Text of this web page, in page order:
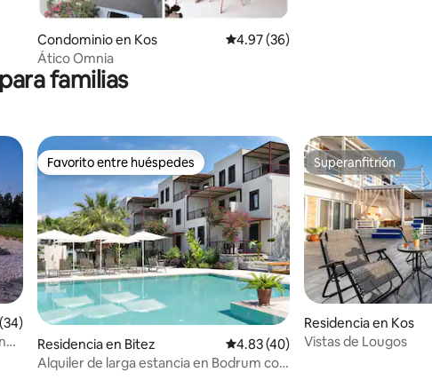
Condominio en Kos Calificación promedio: 4.97 de 5;
4.97 (36)
Ático Omnia
familias
promedio: 5.0 de 5; 34 evaluaciones
Favorito entre huéspedes
Favorito entre huéspedes
Residencia en Bitez Calificación promedio: 4.83 de 5;
4.83 (40)
Alquiler de larga estancia en Bodrum con
Superanfitrión
Superanfitrión
Residencia en Kos
Vistas de Lougos